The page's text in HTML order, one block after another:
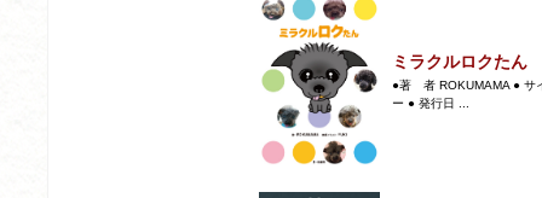
ミラクルロクたん
●著 者 ROKUMAMA ● サ
ー ● 発行日 ...